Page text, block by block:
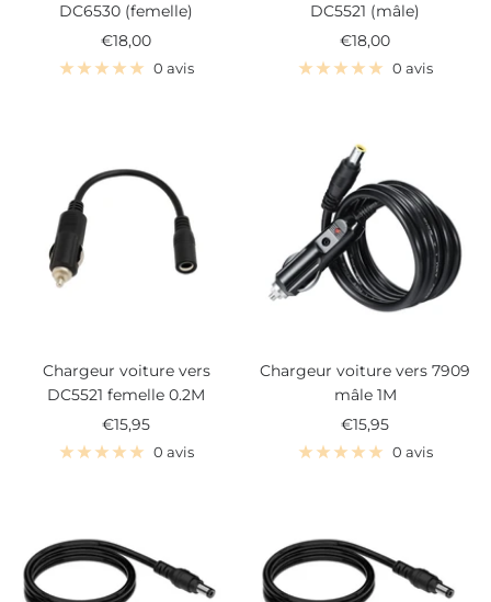
DC6530 (femelle)
Prix
de
€18,00
0 avis
DC5521 (mâle)
Prix
de
€18,00
0 avis
Chargeur voiture vers
DC5521 femelle 0.2M
Prix
de
€15,95
0 avis
Chargeur voiture vers 7909
mâle 1M
Prix
de
€15,95
0 avis